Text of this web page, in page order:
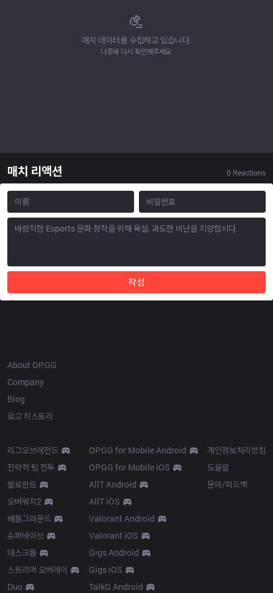
매치 데이터를 수집하고 있습니다.
나중에 다시 확인해주세요.
매치 리액션 0 Reactions
작성
About OP.GG
Company
Blog
로고 히스토리
리그오브레전드
전략적 팀 전투
발로란트
오버워치2
배틀그라운드
슈퍼바이브
데스크톱
스트리머 오버레이
Duo
OP.GG for Mobile Android
OP.GG for Mobile iOS
AllT Android
AllT iOS
Valorant Android
Valorant iOS
Gigs Android
Gigs iOS
TalkG Android
개인정보처리방침
도움말
문의/피드백